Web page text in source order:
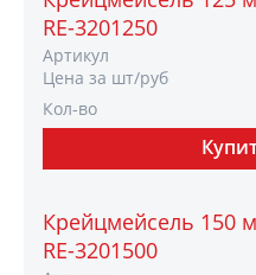
RE-3201250
Артикул
Цена за шт/руб
Кол-во
Крейцмейсель 150
RE-3201500